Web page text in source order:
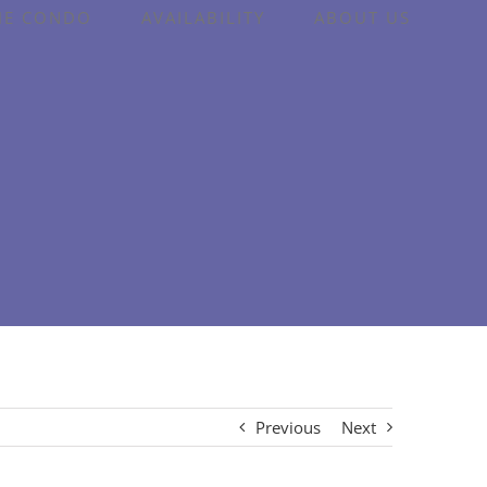
CONDO AVAILABILITY ABOUT US
Previous Next